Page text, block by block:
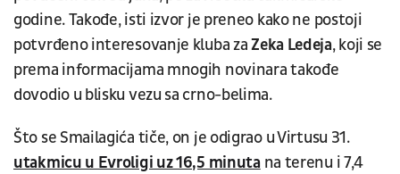
godine. Takođe, isti izvor je preneo kako ne postoji
potvrđeno interesovanje kluba zaZeka Ledeja, koji se
prema informacijama mnogih novinara takođe
dovodio u blisku vezu sa crno-belima.
Što se Smailagića tiče, on je odigrao u Virtusu 31.
utakmicu u Evroligi uz 16,5 minutana terenu i 7,4